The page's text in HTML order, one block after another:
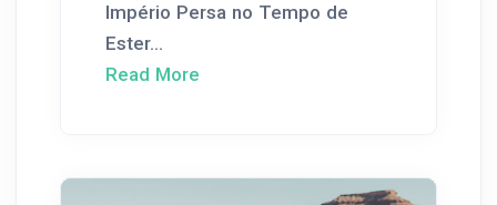
Império Persa no Tempo de
Ester...
Read More